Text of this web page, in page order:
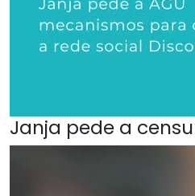
Janja pede a